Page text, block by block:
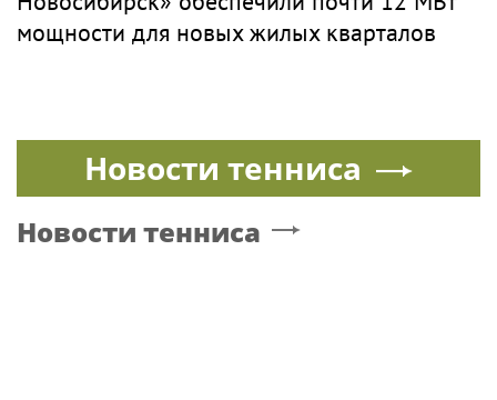
мощности для новых жилых кварталов
Новости тенниса
Новости тенниса